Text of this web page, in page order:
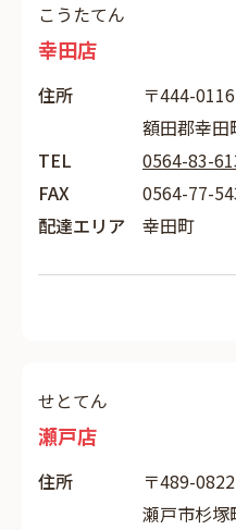
こうたてん
幸田店
住所
〒444-0116
額田郡幸田
TEL
0564-83-
FAX
0564-77-
配達エリア
幸田町
せとてん
瀬戸店
住所
〒489-0822
瀬戸市杉塚